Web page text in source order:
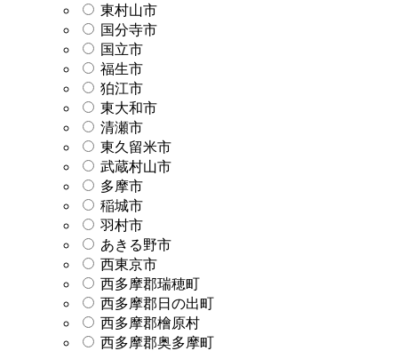
東村山市
国分寺市
国立市
福生市
狛江市
東大和市
清瀬市
東久留米市
武蔵村山市
多摩市
稲城市
羽村市
あきる野市
西東京市
西多摩郡瑞穂町
西多摩郡日の出町
西多摩郡檜原村
西多摩郡奥多摩町